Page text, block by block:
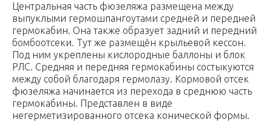
Центральная часть фюзеляжа размещена между
выпуклыми гермошпангоутами средней и передней
гермокабин. Она также образует задний и передний
бомбоотсеки. Тут же размещён крыльевой кессон.
Под ним укреплены кислородные баллоны и блок
РЛС. Средняя и передняя гермокабины состыкуются
между собой благодаря гермолазу. Кормовой отсек
фюзеляжа начинается из перехода в среднюю часть
гермокабины. Представлен в виде
негерметизированного отсека конической формы.